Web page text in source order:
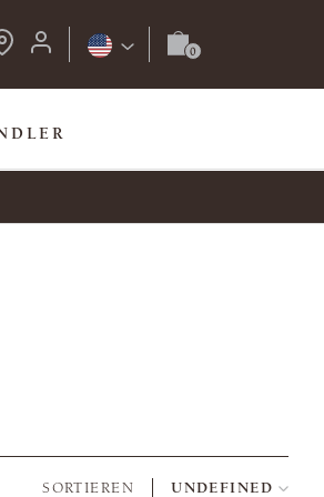
SORTIEREN UNDEFINED